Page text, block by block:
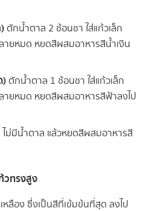
ตักน้ำตาล 2 ช้อนชา ใส่แก้วเล็ก
ายหมด หยดสีผสมอาหารสีน้ำเงิน
)ตักน้ำตาล 1 ช้อนชา ใส่แก้วเล็ก
ายหมด หยดสีผสมอาหารสีฟ้าลงไป
ไม่มีน้ำตาล แล้วหยดสีผสมอาหารสี
วทรงสูง
หลือง ซึ่งเป็นสีที่เข้มข้นที่สุด ลงไป